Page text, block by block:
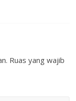
Ruas yang wajib